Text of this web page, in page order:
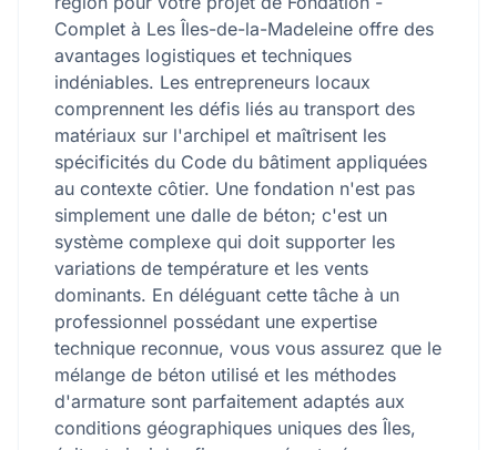
Complet à Les Îles-de-la-Madeleine offre des
avantages logistiques et techniques
indéniables. Les entrepreneurs locaux
comprennent les défis liés au transport des
matériaux sur l'archipel et maîtrisent les
spécificités du Code du bâtiment appliquées
au contexte côtier. Une fondation n'est pas
simplement une dalle de béton; c'est un
système complexe qui doit supporter les
variations de température et les vents
dominants. En déléguant cette tâche à un
professionnel possédant une expertise
technique reconnue, vous vous assurez que le
mélange de béton utilisé et les méthodes
d'armature sont parfaitement adaptés aux
conditions géographiques uniques des Îles,